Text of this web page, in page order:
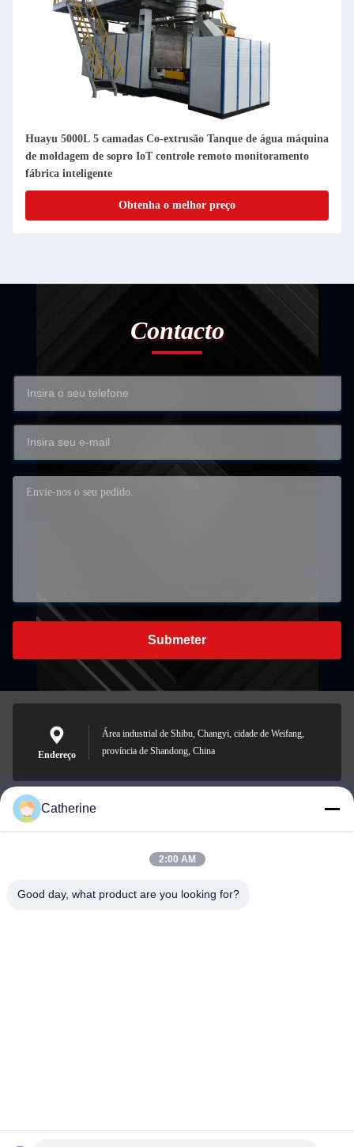
Huayu 5000L 5 camadas Co-extrusão Tanque de água máquina
de moldagem de sopro IoT controle remoto monitoramento
fábrica inteligente
Obtenha o melhor preço
Contacto
Submeter
Endereço
Área industrial de Shibu, Changyi, cidade de Weifang,
província de Shandong, China
padraic@huayumachine.cn
Catherine
2:00 AM
Good day, what product are you looking for?